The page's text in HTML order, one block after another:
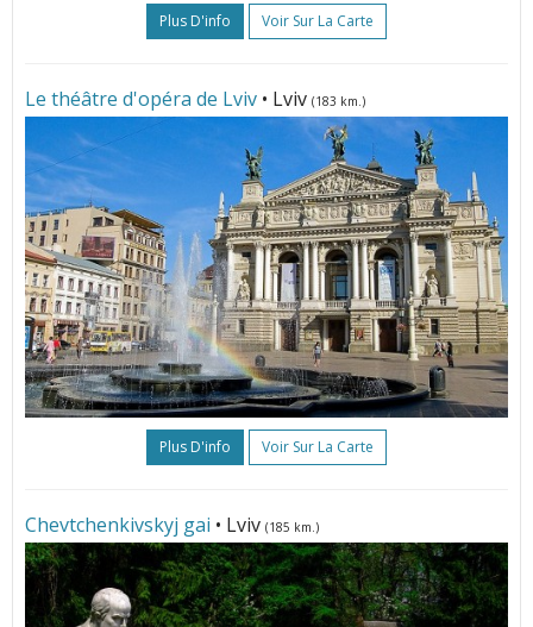
Plus D'info Voir Sur La Carte
Le théâtre d'opéra de Lviv • Lviv (183 km.)
Plus D'info Voir Sur La Carte
Chevtchenkivskyj gai • Lviv (185 km.)